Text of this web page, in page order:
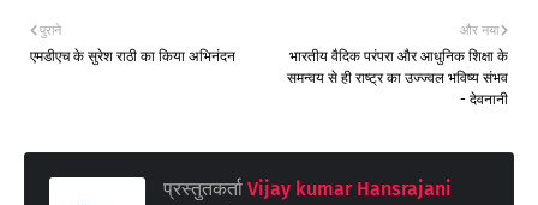
और नया
भारतीय वैदिक परंपरा और आधुनिक शिक्षा के
समन्वय से ही राष्ट्र का उज्ज्वल भविष्य संभव
- देवनानी
पुराने
एमडीएच के सुरेश राठी का किया अभिनंदन
प्रस्तुतकर्ता Vijay kumar Hansrajani